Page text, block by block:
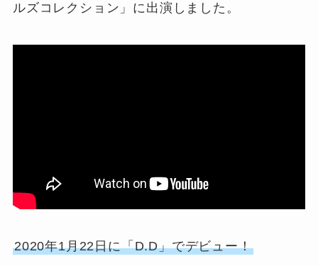
ルズコレクション」に出演しました。
2020年1月22日に「D.D」でデビュー！